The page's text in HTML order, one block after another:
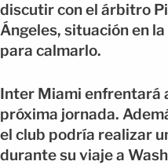
discutir con el árbitro
Ángeles, situación en
para calmarlo.
Inter Miami enfrentará
próxima jornada.
el club podría realizar
durante su viaje a